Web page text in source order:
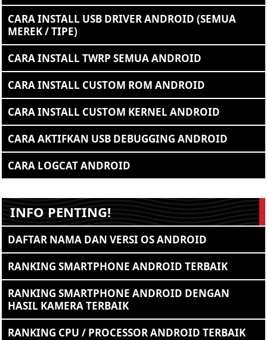
CARA INSTALL USB DRIVER ANDROID (SEMUA
MEREK / TIPE)
CARA INSTALL TWRP SEMUA ANDROID
CARA INSTALL CUSTOM ROM ANDROID
CARA INSTALL CUSTOM KERNEL ANDROID
CARA AKTIFKAN USB DEBUGGING ANDROID
CARA LOGCAT ANDROID
INFO PENTING!
DAFTAR NAMA DAN VERSI OS ANDROID
RANKING SMARTPHONE ANDROID TERBAIK
RANKING SMARTPHONE ANDROID DENGAN
HASIL KAMERA TERBAIK
RANKING CPU / PROCESSOR ANDROID TERBAIK